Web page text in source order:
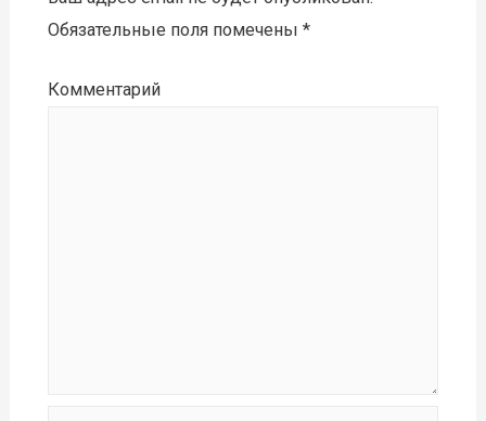
Обязательные поля помечены *
Комментарий